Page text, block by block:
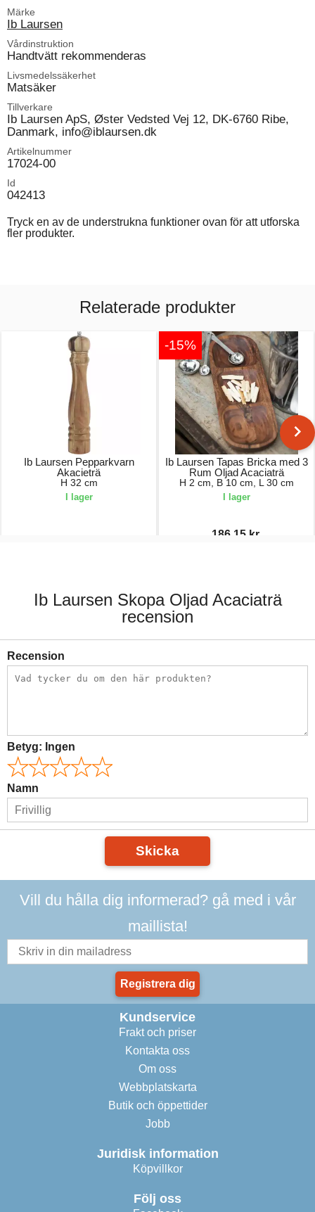
Märke
Ib Laursen
Vårdinstruktion
Handtvätt rekommenderas
Livsmedelssäkerhet
Matsäker
Tillverkare
Ib Laursen ApS, Øster Vedsted Vej 12, DK-6760 Ribe,
Danmark, info@iblaursen.dk
Artikelnummer
17024-00
Id
042413
Tryck en av de understrukna funktioner ovan för att utforska
fler produkter.
Relaterade produkter
Ib Laursen Pepparkvarn
Akacieträ
H 32 cm
I lager
-15%
Ib Laursen Tapas Bricka med 3
Rum Oljad Acaciaträ
H 2 cm, B 10 cm, L 30 cm
I lager
186,15 kr.
Ib Laursen Skopa Oljad Acaciaträ
recension
Recension
Betyg: Ingen
Namn
Skicka
Vill du hålla dig informerad? gå med i vår
maillista!
Registrera dig
Kundservice
Frakt och priser
Kontakta oss
Om oss
Webbplatskarta
Butik och öppettider
Jobb
Juridisk information
Köpvillkor
Följ oss